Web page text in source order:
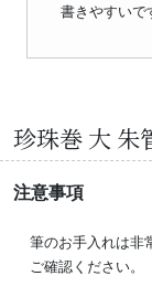
書きやすいで
珍珠巻 大 朱
注意事項
筆のお手入れは非
ご確認ください。